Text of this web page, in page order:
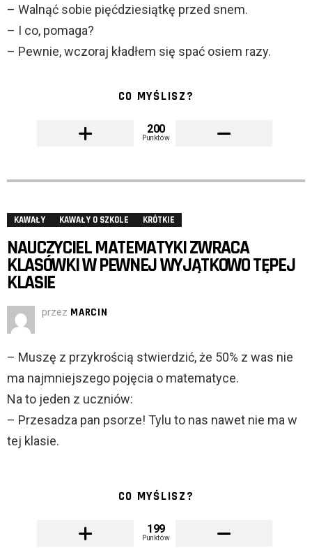
– Walnąć sobie pięćdziesiątkę przed snem.
– I co, pomaga?
– Pewnie, wczoraj kładłem się spać osiem razy.
CO MYŚLISZ?
200
Punktów
KAWAŁY KAWAŁY O SZKOLE KRÓTKIE
NAUCZYCIEL MATEMATYKI ZWRACA
KLASÓWKI W PEWNEJ WYJĄTKOWO TĘPEJ
KLASIE
przez MARCIN
– Muszę z przykrością stwierdzić, że 50% z was nie
ma najmniejszego pojęcia o matematyce.
Na to jeden z uczniów:
– Przesadza pan psorze! Tylu to nas nawet nie ma w
tej klasie.
CO MYŚLISZ?
199
Punktów